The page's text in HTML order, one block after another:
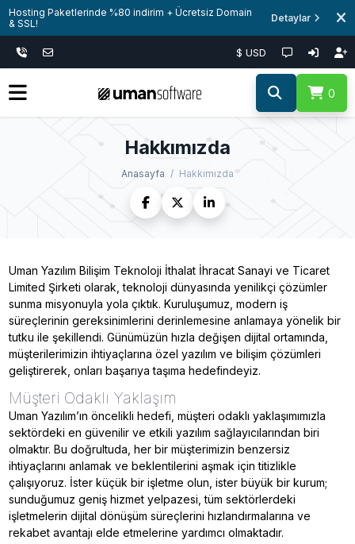
Hosting Paketlerinde %80 indirim + Ücretsiz Domain
& SSL!
Detaylar
$ USD
0
Hakkımızda
Anasayfa Hakkımızda
Uman Yazılım Bilişim Teknoloji İthalat İhracat Sanayi ve Ticaret
Limited Şirketi olarak, teknoloji dünyasında yenilikçi çözümler
sunma misyonuyla yola çıktık. Kuruluşumuz, modern iş
süreçlerinin gereksinimlerini derinlemesine anlamaya yönelik bir
tutku ile şekillendi. Günümüzün hızla değişen dijital ortamında,
müşterilerimizin ihtiyaçlarına özel yazılım ve bilişim çözümleri
geliştirerek, onları başarıya taşıma hedefindeyiz.
Müşteri Odaklı Yaklaşım
Uman Yazılım’ın öncelikli hedefi, müşteri odaklı yaklaşımımızla
sektördeki en güvenilir ve etkili yazılım sağlayıcılarından biri
olmaktır. Bu doğrultuda, her bir müşterimizin benzersiz
ihtiyaçlarını anlamak ve beklentilerini aşmak için titizlikle
çalışıyoruz. İster küçük bir işletme olun, ister büyük bir kurum;
sunduğumuz geniş hizmet yelpazesi, tüm sektörlerdeki
işletmelerin dijital dönüşüm süreçlerini hızlandırmalarına ve
rekabet avantajı elde etmelerine yardımcı olmaktadır.